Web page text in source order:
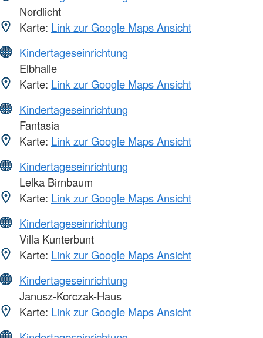
Nordlicht
Karte: Link zur Google Maps Ansicht
Kindertageseinrichtung
Elbhalle
Karte: Link zur Google Maps Ansicht
Kindertageseinrichtung
Fantasia
Karte: Link zur Google Maps Ansicht
Kindertageseinrichtung
Lelka Birnbaum
Karte: Link zur Google Maps Ansicht
Kindertageseinrichtung
Villa Kunterbunt
Karte: Link zur Google Maps Ansicht
Kindertageseinrichtung
Janusz-Korczak-Haus
Karte: Link zur Google Maps Ansicht